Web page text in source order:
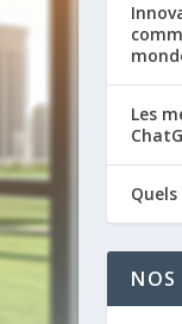
Les
NOS